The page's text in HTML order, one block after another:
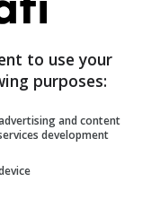
në shtatë
duke lënë pas
dhe PDK-në
to use your
purposes:
and content
development